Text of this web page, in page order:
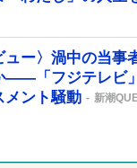
ュー〉渦中の当事
――「フジテレビ
メント騒動
新潮